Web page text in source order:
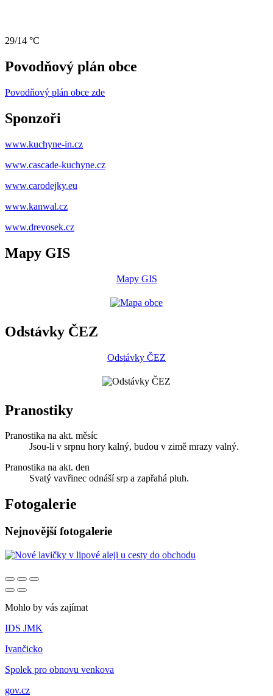
29/14 °C
Povodňový plán obce
Povodňový plán obce zde
Sponzoři
www.kuchyne-in.cz
www.cascade-kuchyne.cz
www.carodejky.eu
www.kanwal.cz
www.drevosek.cz
Mapy GIS
Mapy GIS
Odstávky ČEZ
Odstávky ČEZ
Pranostiky
Pranostika na akt. měsíc
Jsou-li v srpnu hory kalný, budou v zimě mrazy valný.
Pranostika na akt. den
Svatý vavřinec odnáší srp a zapřahá pluh.
Fotogalerie
Nejnovější fotogalerie
Mohlo by vás zajímat
IDS JMK
Ivančicko
Spolek pro obnovu venkova
gov.cz